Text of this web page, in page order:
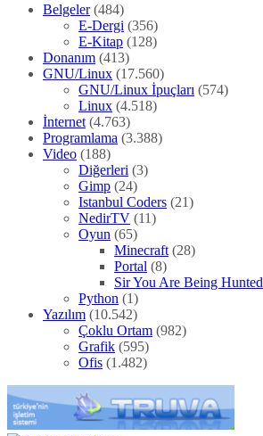
Belgeler(484)
E-Dergi (356)
E-Kitap (128)
Donanım (413)
GNU/Linux (17.560)
GNU/Linux İpuçları (574)
Linux (4.518)
İnternet (4.763)
Programlama (3.388)
Video (188)
Diğerleri (3)
Gimp (24)
Istanbul Coders (21)
NedirTV (11)
Oyun (65)
Minecraft (28)
Portal (8)
Sir You Are Being Hunted
Python (1)
Yazılım (10.542)
Çoklu Ortam (982)
Grafik (595)
Ofis (1.482)